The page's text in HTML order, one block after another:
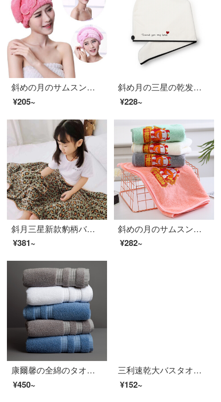
斜めの月のサムスンのチョウは乾毛の帽子のサンゴの绒が非常に强くて水を吸い込んで柔らかく髪の毛を拭いて、かわいいシャワーキャップの王女の帽子の家庭の女性の金の青い王女の帽子の2条をかぶせて诘めます。
¥205~
斜め月の三星の乾发の帽子の女性の珊瑚の绒繍の字の乾发のタオルは柔軟に髪の毛を拭きます。
¥228~
斜月三星新款豹柄バスタオル日本ナノテクノロジー成人吸水速乾胴タオルブルー豹柄サンゴタオル
¥381~
斜めの月のサムスンの4条は新年のお祝いのタオルのサンゴの绒の颜を诘めます。
¥282~
康爾馨の全綿のタオル日本の輸入の中空の糸の純綿のホルムアルデヒドの吸水するティッシュの超柔らかい成人の顔を洗うタオルの灰色の75*34 cmの120 g
¥450~
三利速乾大バスタオルA類柔らかい吸水カバーストラップ風呂タオル70*140 cmカレー色
¥152~